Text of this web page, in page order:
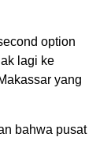
option
lagi ke
yang
bahwa pusat